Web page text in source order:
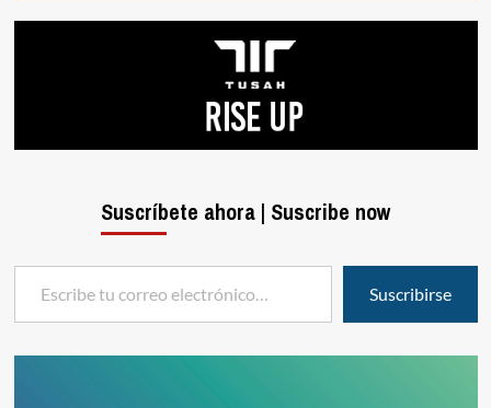
Suscríbete ahora | Suscribe now
Escribe tu correo electrónico…
Suscribirse